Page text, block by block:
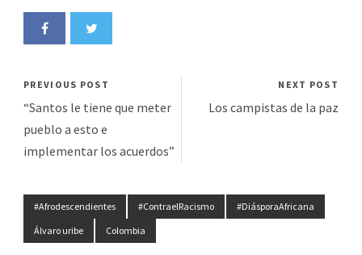
PREVIOUS POST
“Santos le tiene que meter
pueblo a esto e
implementar los acuerdos”
NEXT POST
Los campistas de la paz
#Afrodescendientes #ContraelRacismo
#DiásporaAfricana
Álvaro uribe
Colombia